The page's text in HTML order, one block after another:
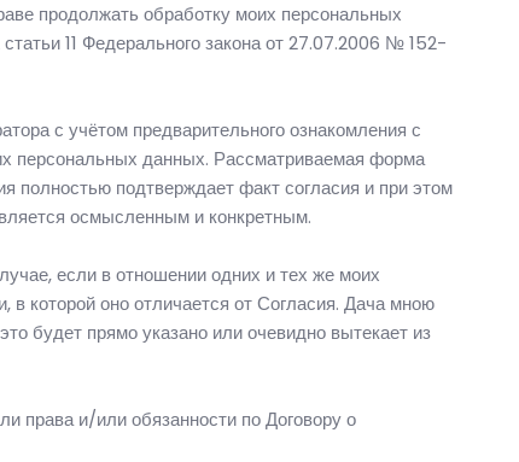
продолжать обработку моих персональных
11 Федерального закона от 27.07.2006 № 152-
с учётом предварительного ознакомления с
персональных данных. Рассматриваемая форма
полностью подтверждает факт согласия и при этом
осмысленным и конкретным.
если в отношении одних и тех же моих
которой оно отличается от Согласия. Дача мною
будет прямо указано или очевидно вытекает из
права и/или обязанности по Договору о